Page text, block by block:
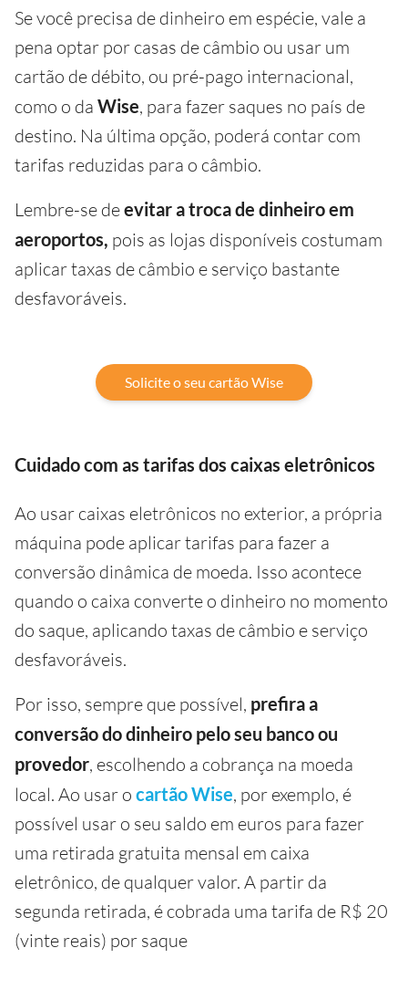
Se você precisa de dinheiro em espécie, vale a
pena optar por casas de câmbio ou usar um
cartão de débito, ou pré-pago internacional,
como o da Wise, para fazer saques no país de
destino. Na última opção, poderá contar com
tarifas reduzidas para o câmbio.
Lembre-se deevitar a troca de dinheiro em
aeroportos, pois as lojas disponíveis costumam
aplicar taxas de câmbio e serviço bastante
desfavoráveis.
Solicite o seu cartão Wise
Cuidado com as tarifas dos caixas eletrônicos
Ao usar caixas eletrônicos no exterior, a própria
máquina pode aplicar tarifas para fazer a
conversão dinâmica de moeda. Isso acontece
quando o caixa converte o dinheiro no momento
do saque, aplicando taxas de câmbio e serviço
desfavoráveis.
Por isso, sempre que possível, prefira a
conversão do dinheiro pelo seu banco ou
provedor, escolhendo a cobrança na moeda
local. Ao usar o cartão Wise, por exemplo, é
possível usar o seu saldo em euros para fazer
uma retirada gratuita mensal em caixa
eletrônico, de qualquer valor. A partir da
segunda retirada, é cobrada uma tarifa de R$ 20
(vinte reais) por saque